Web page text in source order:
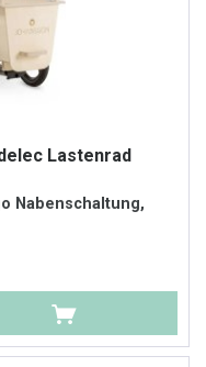
Lastenrad
Nabenschaltung,